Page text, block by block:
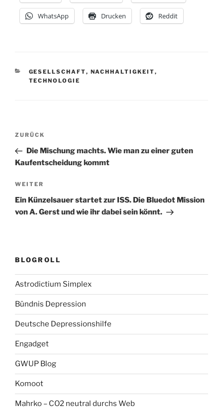
WhatsApp Drucken Reddit
KATEGORIEN
GESELLSCHAFT, NACHHALTIGKEIT,
TECHNOLOGIE
Beitragsnavigation
Vorheriger
Beitrag
ZURÜCK
Die Mischung machts. Wie man zu einer guten
Kaufentscheidung kommt
Nächster
Beitrag
WEITER
Ein Künzelsauer startet zur ISS. Die Bluedot Mission
von A. Gerst und wie ihr dabei sein könnt.
BLOGROLL
Astrodictium Simplex
Bündnis Depression
Deutsche Depressionshilfe
Engadget
GWUP Blog
Komoot
Mahrko – CO2 neutral durchs Web